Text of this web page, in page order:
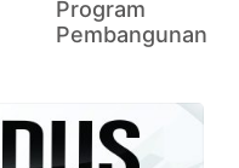
Program
Pembangunan